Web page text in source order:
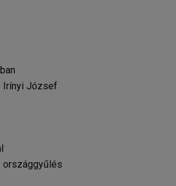
Irínyi József
országgyűlés